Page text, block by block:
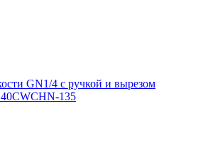
GN1/4 с ручкой и вырезом
135